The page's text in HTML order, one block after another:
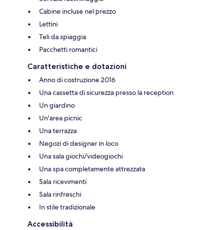
Cabine incluse nel prezzo
Lettini
Teli da spiaggia
Pacchetti romantici
Caratteristiche e dotazioni
Anno di costruzione 2016
Una cassetta di sicurezza presso la reception
Un giardino
Un'area picnic
Una terrazza
Negozi di designer in loco
Una sala giochi/videogiochi
Una spa completamente attrezzata
Sala ricevimenti
Sala rinfreschi
In stile tradizionale
Accessibilità